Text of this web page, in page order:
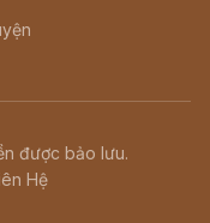
được bảo lưu.
Hệ